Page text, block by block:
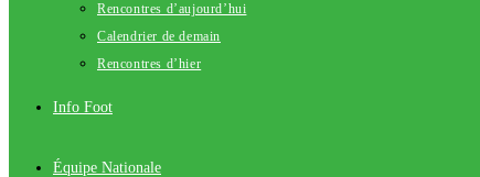
Rencontres d’aujourd’hui
Calendrier de demain
Rencontres d’hier
Info Foot
Équipe Nationale